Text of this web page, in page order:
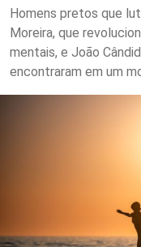
Homens pretos que
Moreira, que
mentais, e João
encontraram em um